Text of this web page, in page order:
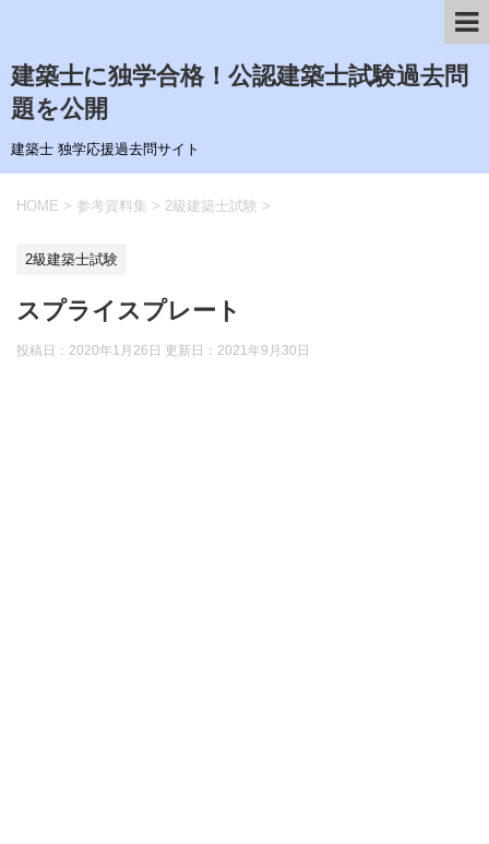
建築士に独学合格！公認建築士試験過去問
題を公開
建築士 独学応援過去問サイト
HOME > 参考資料集 > 2級建築士試験 >
2級建築士試験
スプライスプレート
投稿日：2020年1月26日 更新日： 2021年9月30日